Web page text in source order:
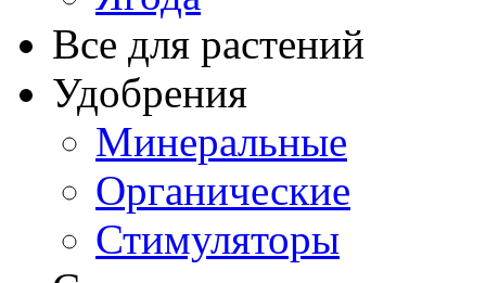
Все для растений
Удобрения
Минеральные
Органические
Стимуляторы